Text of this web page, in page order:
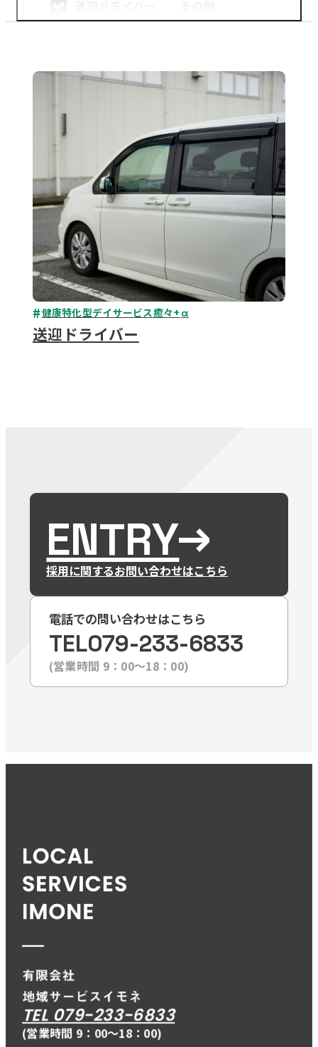
お知らせ
ENTRY 079-
(
健康特化型デイサービス癒々+α
送迎ドライバー
ENTRY
採用に関するお問い合わせはこちら
電話での問い合わせはこちら
TEL079-233-6833
(営業時間 9：00〜18：00)
TEL 079-233-6833
(営業時間 9：00〜18：00)